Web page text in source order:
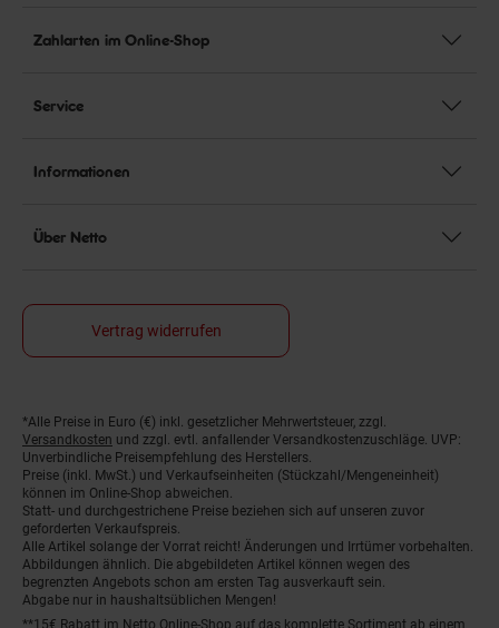
Zahlarten im Online-Shop
Service
Informationen
Über Netto
Vertrag widerrufen
Fußnoten
*Alle Preise in Euro (€) inkl. gesetzlicher Mehrwertsteuer, zzgl.
Versandkosten und zzgl. evtl. anfallender Versandkostenzuschläge. UVP:
Unverbindliche Preisempfehlung des Herstellers.
Preise (inkl. MwSt.) und Verkaufseinheiten (Stückzahl/Mengeneinheit)
können im Online-Shop abweichen.
Statt- und durchgestrichene Preise beziehen sich auf unseren zuvor
geforderten Verkaufspreis.
Alle Artikel solange der Vorrat reicht! Änderungen und Irrtümer vorbehalten.
Abbildungen ähnlich. Die abgebildeten Artikel können wegen des
begrenzten Angebots schon am ersten Tag ausverkauft sein.
Abgabe nur in haushaltsüblichen Mengen!
**15€ Rabatt im Netto Online-Shop auf das komplette Sortiment ab einem